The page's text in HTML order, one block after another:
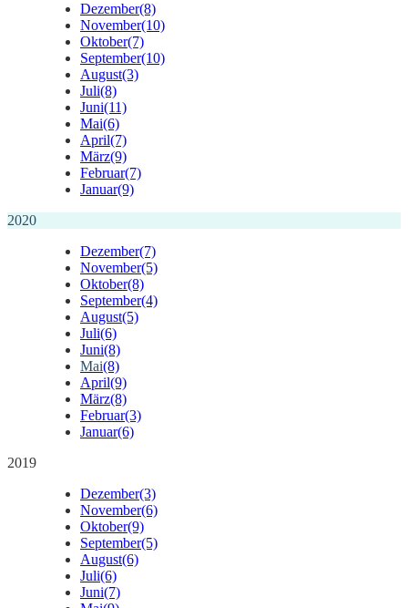
Dezember(8)
November(10)
Oktober(7)
September(10)
August(3)
Juli(8)
Juni(11)
Mai(6)
April(7)
März(9)
Februar(7)
Januar(9)
2020
Dezember(7)
November(5)
Oktober(8)
September(4)
August(5)
Juli(6)
Juni(8)
Mai(8)
April(9)
März(8)
Februar(3)
Januar(6)
2019
Dezember(3)
November(6)
Oktober(9)
September(5)
August(6)
Juli(6)
Juni(7)